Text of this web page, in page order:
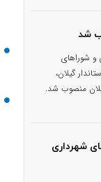
شد
و شوراهای
گیلان،
منصوب شد.
شهرداری